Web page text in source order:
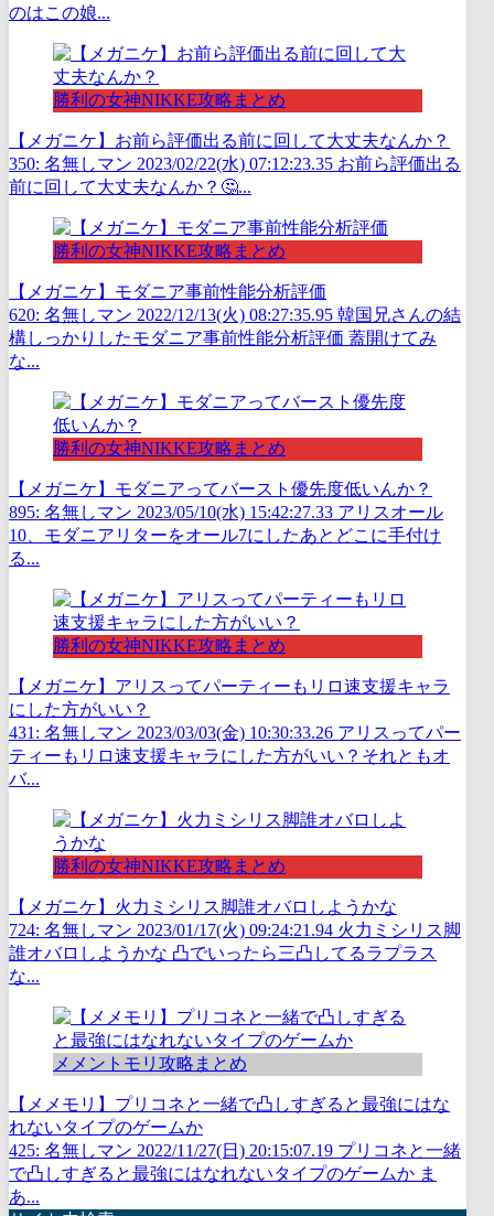
のはこの娘...
勝利の女神NIKKE攻略まとめ
【メガニケ】お前ら評価出る前に回して大丈夫なんか？
350: 名無しマン 2023/02/22(水) 07:12:23.35 お前ら評価出る
前に回して大丈夫なんか？🤔...
勝利の女神NIKKE攻略まとめ
【メガニケ】モダニア事前性能分析評価
620: 名無しマン 2022/12/13(火) 08:27:35.95 韓国兄さんの結
構しっかりしたモダニア事前性能分析評価 蓋開けてみ
な...
勝利の女神NIKKE攻略まとめ
【メガニケ】モダニアってバースト優先度低いんか？
895: 名無しマン 2023/05/10(水) 15:42:27.33 アリスオール
10、モダニアリターをオール7にしたあとどこに手付け
る...
勝利の女神NIKKE攻略まとめ
【メガニケ】アリスってパーティーもリロ速支援キャラ
にした方がいい？
431: 名無しマン 2023/03/03(金) 10:30:33.26 アリスってパー
ティーもリロ速支援キャラにした方がいい？それともオ
バ...
勝利の女神NIKKE攻略まとめ
【メガニケ】火力ミシリス脚誰オバロしようかな
724: 名無しマン 2023/01/17(火) 09:24:21.94 火力ミシリス脚
誰オバロしようかな 凸でいったら三凸してるラプラス
な...
メメントモリ攻略まとめ
【メメモリ】プリコネと一緒で凸しすぎると最強にはな
れないタイプのゲームか
425: 名無しマン 2022/11/27(日) 20:15:07.19 プリコネと一緒
で凸しすぎると最強にはなれないタイプのゲームか ま
あ...